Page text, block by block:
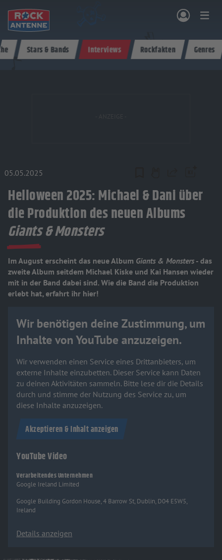
& PROGRAMM AKTIONEN & KONZERTE MUSIK ROCKCOMMUNITY SHOPPEN
Stars & Bands Interviews Rockfakten Genres
05.05.2025
Helloween 2025: Michael & Dani über
die Produktion des neuen Albums
Giants & Monsters
Im August erscheint das neue Album Giants & Monsters - das
zweite Album seitdem Michael Kiske und Kai Hansen wieder
mit in der Band dabei sind. Wie die Band die Produktion
erlebt hat, erfahrt ihr hier!
Wir benötigen deine Zustimmung, um
Inhalte von YouTube anzuzeigen.
Wir verwenden einen Service eines Drittanbieters, um
externe Inhalte einzubetten. Dieser Service kann Daten
zu deinen Aktivitäten sammeln. Bitte lese dir die Details
durch und stimme der Nutzung des Service zu, um
diese Inhalte anzuzeigen.
Akzeptieren & Inhalt anzeigen
YouTube Video
Verarbeitendes Unternehmen
Google Ireland Limited
Google Building Gordon House, 4 Barrow St, Dublin, D04 E5W5,
Ireland
Details anzeigen